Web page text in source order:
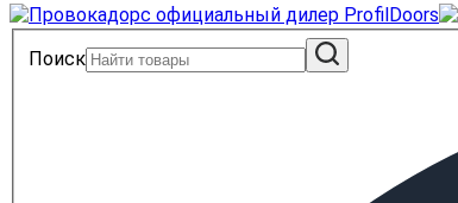
Поиск